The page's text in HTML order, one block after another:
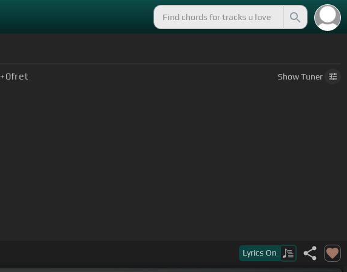
+0fret ShowTuner
Lyrics On